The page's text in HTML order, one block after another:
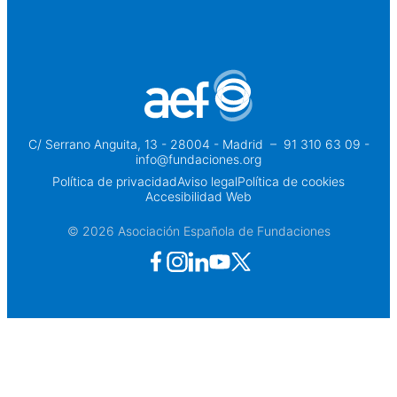
C/ Serrano Anguita, 13 - 28004 - Madrid – 91 310 63 09 -
info@fundaciones.org
Política de privacidadAviso legalPolítica de cookies
Accesibilidad Web
© 2026 Asociación Española de Fundaciones